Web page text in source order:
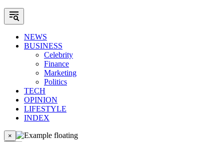
NEWS
BUSINESS
Celebrity
Finance
Marketing
Politics
TECH
OPINION
LIFESTYLE
INDEX
×